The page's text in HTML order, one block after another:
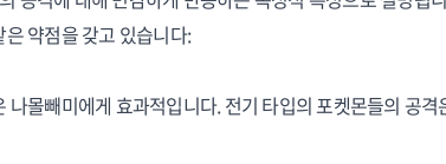
약점을 갖고 있습니다:
나몰빼미에게 효과적입니다. 전기 타입의 포켓몬들의 공격